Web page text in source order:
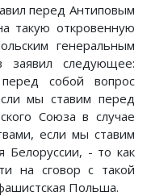
перед Антиповым
такую откровенную
генеральным
следующее:
собой вопрос
мы ставим перед
Союза в случае
если мы ставим
Белоруссии, - то как
на сговор с такой
Польша.